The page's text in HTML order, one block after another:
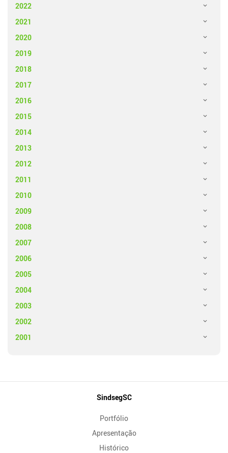
2022
2021
2020
2019
2018
2017
2016
2015
2014
2013
2012
2011
2010
2009
2008
2007
2006
2005
2004
2003
2002
2001
SindsegSC
Portfólio
Apresentação
Histórico